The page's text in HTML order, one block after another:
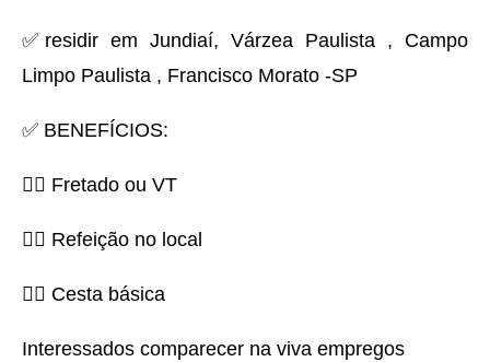
✅residir em Jundiaí, Várzea Paulista , Campo
Limpo Paulista , Francisco Morato -SP
✅ BENEFÍCIOS:
👉🏻 Fretado ou VT
👉🏻 Refeição no local
👉🏻 Cesta básica
Interessados comparecer na viva empregos